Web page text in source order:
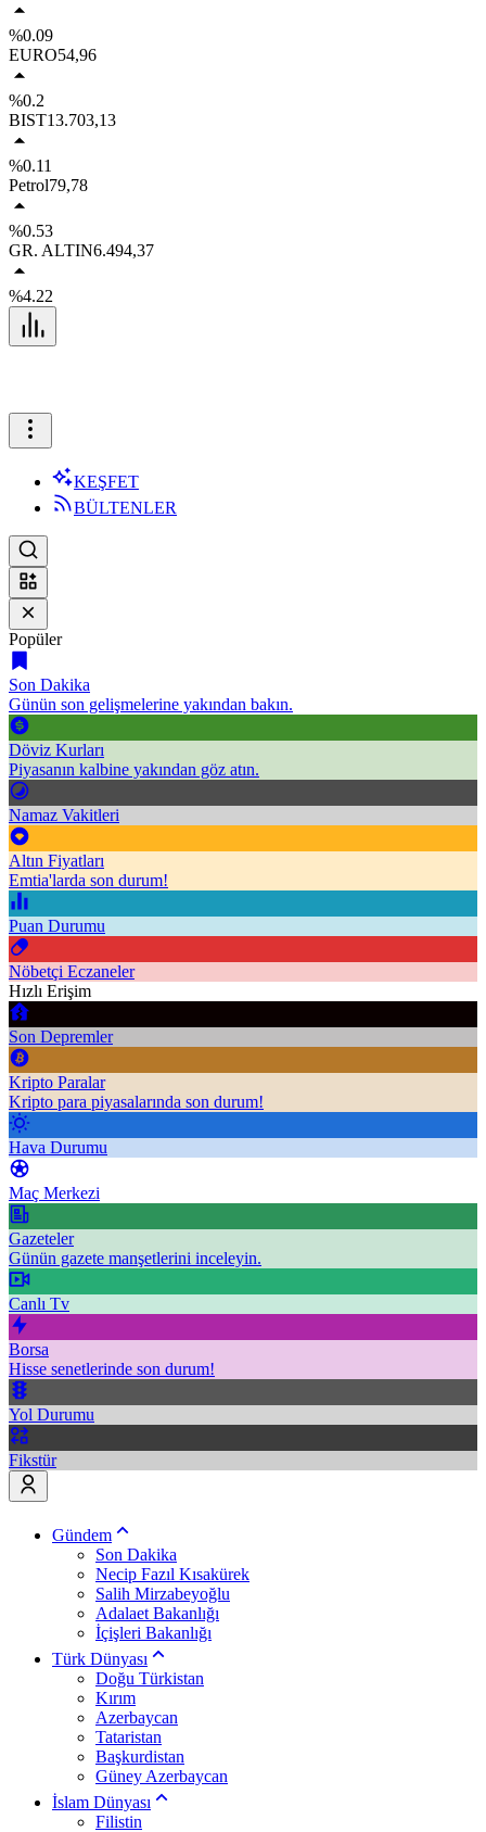
%0.09
EURO54,96
%0.2
BIST13.703,13
%0.11
Petrol79,78
%0.53
GR. ALTIN6.494,37
%4.22
KEŞFET
BÜLTENLER
Popüler
Son Dakika
Günün son gelişmelerine yakından bakın.
Döviz Kurları
Piyasanın kalbine yakından göz atın.
Namaz Vakitleri
Altın Fiyatları
Emtia'larda son durum!
Puan Durumu
Nöbetçi Eczaneler
Hızlı Erişim
Son Depremler
Kripto Paralar
Kripto para piyasalarında son durum!
Hava Durumu
Maç Merkezi
Gazeteler
Günün gazete manşetlerini inceleyin.
Canlı Tv
Borsa
Hisse senetlerinde son durum!
Yol Durumu
Fikstür
Gündem
Son Dakika
Necip Fazıl Kısakürek
Salih Mirzabeyoğlu
Adalaet Bakanlığı
İçişleri Bakanlığı
Türk Dünyası
Doğu Türkistan
Kırım
Azerbaycan
Tataristan
Başkurdistan
Güney Azerbaycan
İslam Dünyası
Filistin